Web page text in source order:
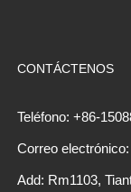
CONTÁCTENOS
Teléfono: +86-
Correo
Add: Rm1103,